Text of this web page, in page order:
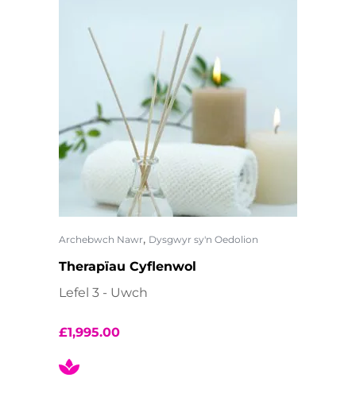
Archebwch Nawr, Dysgwyr sy'n Oedolion
Therapïau Cyflenwol
Lefel 3 - Uwch
£1,995.00